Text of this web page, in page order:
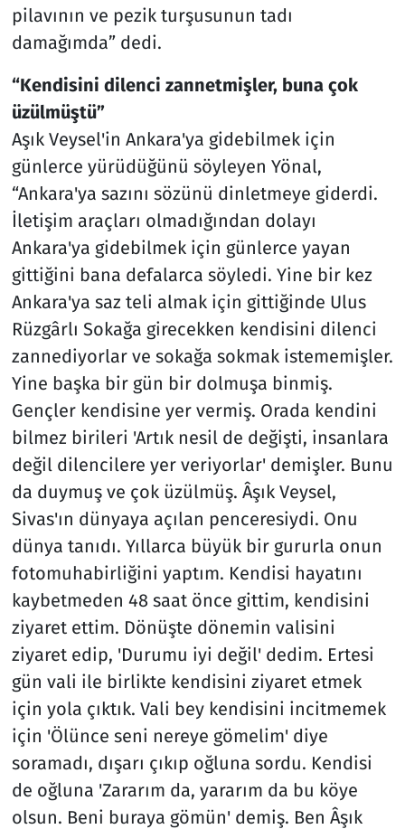
pilavının ve pezik turşusunun tadı
damağımda” dedi.
“Kendisini dilenci zannetmişler, buna çok
üzülmüştü”
Aşık Veysel'in Ankara'ya gidebilmek için
günlerce yürüdüğünü söyleyen Yönal,
“Ankara'ya sazını sözünü dinletmeye giderdi.
İletişim araçları olmadığından dolayı
Ankara'ya gidebilmek için günlerce yayan
gittiğini bana defalarca söyledi. Yine bir kez
Ankara'ya saz teli almak için gittiğinde Ulus
Rüzgârlı Sokağa girecekken kendisini dilenci
zannediyorlar ve sokağa sokmak istememişler.
Yine başka bir gün bir dolmuşa binmiş.
Gençler kendisine yer vermiş. Orada kendini
bilmez birileri 'Artık nesil de değişti, insanlara
değil dilencilere yer veriyorlar' demişler. Bunu
da duymuş ve çok üzülmüş. Âşık Veysel,
Sivas'ın dünyaya açılan penceresiydi. Onu
dünya tanıdı. Yıllarca büyük bir gururla onun
fotomuhabirliğini yaptım. Kendisi hayatını
kaybetmeden 48 saat önce gittim, kendisini
ziyaret ettim. Dönüşte dönemin valisini
ziyaret edip, 'Durumu iyi değil' dedim. Ertesi
gün vali ile birlikte kendisini ziyaret etmek
için yola çıktık. Vali bey kendisini incitmemek
için 'Ölünce seni nereye gömelim' diye
soramadı, dışarı çıkıp oğluna sordu. Kendisi
de oğluna 'Zararım da, yararım da bu köye
olsun. Beni buraya gömün' demiş. Ben Âşık